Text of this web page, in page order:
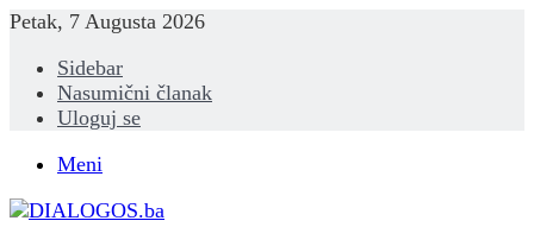
Petak, 7 Augusta 2026
Sidebar
Nasumični članak
Uloguj se
Meni